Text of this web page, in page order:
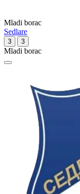
Mladi borac
Sedlare
3 3
Mladi borac